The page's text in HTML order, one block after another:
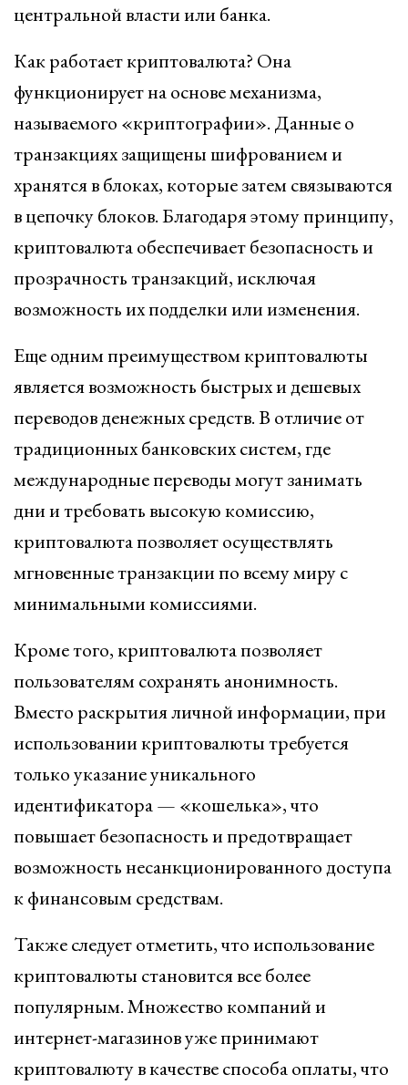
центральной власти или банка.
Как работает криптовалюта? Она
функционирует на основе механизма,
называемого «криптографии». Данные о
транзакциях защищены шифрованием и
хранятся в блоках, которые затем связываются
в цепочку блоков. Благодаря этому принципу,
криптовалюта обеспечивает безопасность и
прозрачность транзакций, исключая
возможность их подделки или изменения.
Еще одним преимуществом криптовалюты
является возможность быстрых и дешевых
переводов денежных средств. В отличие от
традиционных банковских систем, где
международные переводы могут занимать
дни и требовать высокую комиссию,
криптовалюта позволяет осуществлять
мгновенные транзакции по всему миру с
минимальными комиссиями.
Кроме того, криптовалюта позволяет
пользователям сохранять анонимность.
Вместо раскрытия личной информации, при
использовании криптовалюты требуется
только указание уникального
идентификатора — «кошелька», что
повышает безопасность и предотвращает
возможность несанкционированного доступа
к финансовым средствам.
Также следует отметить, что использование
криптовалюты становится все более
популярным. Множество компаний и
интернет-магазинов уже принимают
криптовалюту в качестве способа оплаты, что